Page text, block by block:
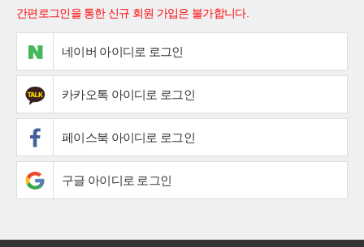
간편로그인을 통한 신규 회원 가입은 불가합니다.
네이버 아이디로 로그인
카카오톡 아이디로 로그인
페이스북 아이디로 로그인
구글 아이디로 로그인